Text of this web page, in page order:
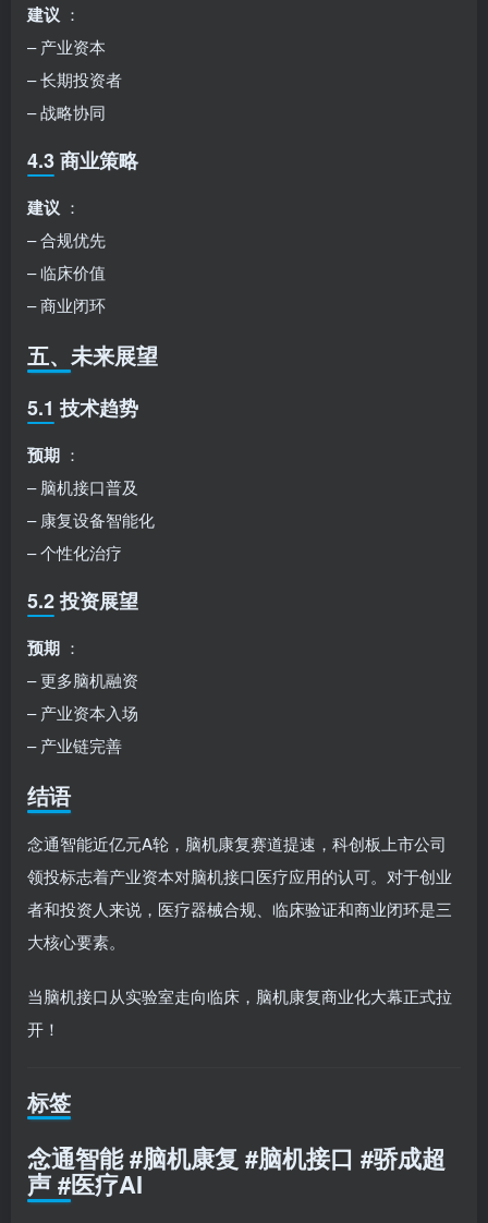
建议 ：
– 产业资本
– 长期投资者
– 战略协同
4.3 商业策略
建议 ：
– 合规优先
– 临床价值
– 商业闭环
五、未来展望
5.1 技术趋势
预期 ：
– 脑机接口普及
– 康复设备智能化
– 个性化治疗
5.2 投资展望
预期 ：
– 更多脑机融资
– 产业资本入场
– 产业链完善
结语
念通智能近亿元A轮，脑机康复赛道提速，科创板上市公司
领投标志着产业资本对脑机接口医疗应用的认可。对于创业
者和投资人来说，医疗器械合规、临床验证和商业闭环是三
大核心要素。
当脑机接口从实验室走向临床，脑机康复商业化大幕正式拉
开！
标签
念通智能 #脑机康复 #脑机接口 #骄成超
声 #医疗AI